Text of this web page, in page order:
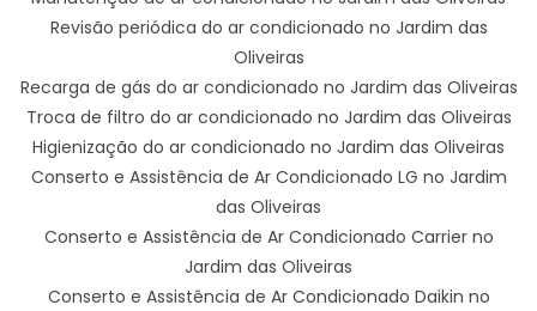
Revisão periódica do ar condicionado no Jardim das
Oliveiras
Recarga de gás do ar condicionado no Jardim das Oliveiras
Troca de filtro do ar condicionado no Jardim das Oliveiras
Higienização do ar condicionado no Jardim das Oliveiras
Conserto e Assistência de Ar Condicionado LG no Jardim
das Oliveiras
Conserto e Assistência de Ar Condicionado Carrier no
Jardim das Oliveiras
Conserto e Assistência de Ar Condicionado Daikin no